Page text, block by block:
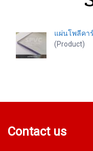
แผ่นโพลีคา
(Product)
Contact us